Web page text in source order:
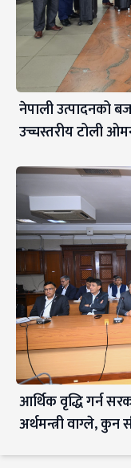
नेपाली उत्पादनको
उच्चस्तरीय टोली
आर्थिक वृद्धि गर्न
अर्थमन्त्री वाग्ले,